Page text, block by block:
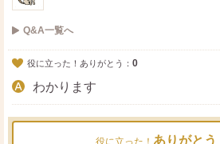
Q&A一覧へ
役に立った！ありがとう： 0
わかります
役に立った！ ありがとう